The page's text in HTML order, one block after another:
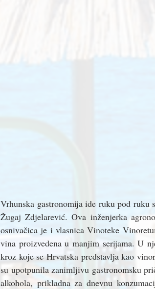
Vrhunska gastronomija ide ruku pod
Žugaj Zdjelarević. Ova inženjerka
osnivačica je i vlasnica Vinoteke
vina proizvedena u manjim serijama. U
kroz koje se Hrvatska predstavlja kao
su upotpunila zanimljivu gastronomsku
alkohola, prikladna za dnevnu